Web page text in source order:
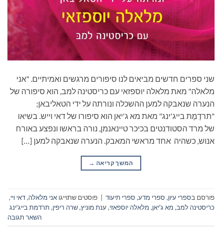
שני ספרים חדשים מביאים לנו סיפורים מרגשים ואמיתיים. "אני
מלאלה" מאת מלאלה יוספזאי עם כריסטינה למב, הוא סיפורה של
הנערה שנאבקה למען ההשכלה ונורתה על ידי הטאליבאן;
"תרדֶמֶת בייג'ינג" מאת מא ג'יאן הוא סיפורו של דאי וייש. בשיאו
של מרד הסטודנטים בכיכר טיינאנמן, נורה בראשו ונפצע באורח
אנוש, כשהיה אחד מראשי המאבק. הנערה שנאבקה למען […]
המשך קריאה →
פורסם בספרי עיון, ספרי מדע, ספרי תיעוד פוסטים שתוייגו אני מלאלה,דאי ויי,
כריסטינה למב, מא ג'יאן, מלאלה יוספאזי, ענת מוניץ,שרה ריפין, תרדמת בייג'ינג
השאר תגובה